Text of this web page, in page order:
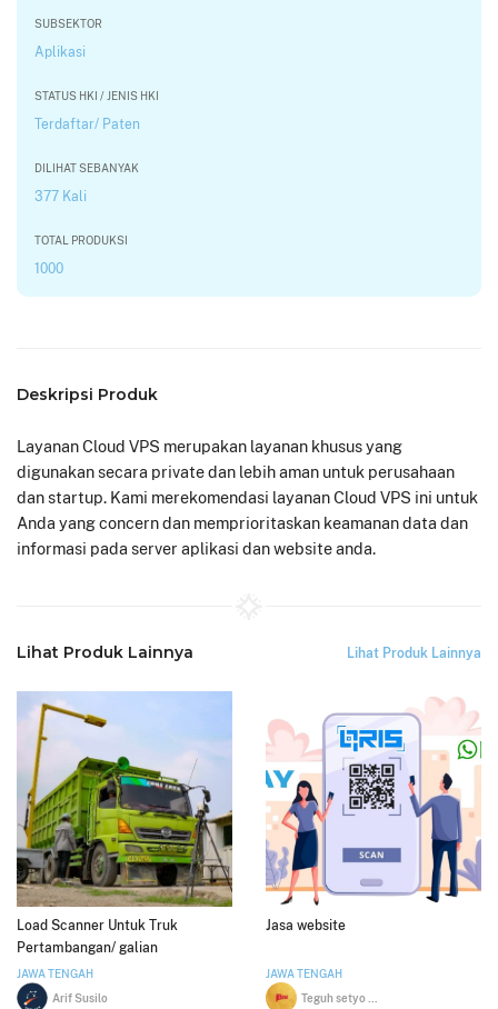
SUBSEKTOR
Aplikasi
STATUS HKI / JENIS HKI
Terdaftar/ Paten
DILIHAT SEBANYAK
377 Kali
TOTAL PRODUKSI
1000
Deskripsi Produk
Layanan Cloud VPS merupakan layanan khusus yang
digunakan secara private dan lebih aman untuk perusahaan
dan startup. Kami merekomendasi layanan Cloud VPS ini untuk
Anda yang concern dan memprioritaskan keamanan data dan
informasi pada server aplikasi dan website anda.
Lihat Produk Lainnya Lihat Produk Lainnya
Load Scanner Untuk Truk
Pertambangan/ galian
JAWA TENGAH
Arif Susilo
Jasa website
JAWA TENGAH